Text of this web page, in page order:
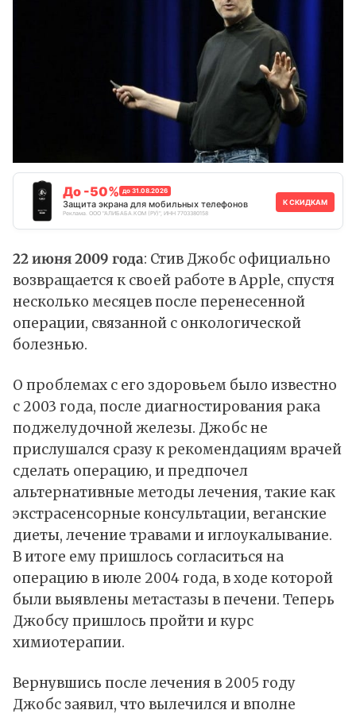
До -50% до 31.08.2026
Защита экрана для мобильных телефонов
Реклама. ООО "АЛИБАБА.КОМ (РУ)", ИНН 7703380158
К СКИДКАМ
22 июня 2009 года: Стив Джобс официально
возвращается к своей работе в Apple, спустя
несколько месяцев после перенесенной
операции, связанной с онкологической
болезнью.
О проблемах с его здоровьем было известно
с 2003 года, после диагностирования рака
поджелудочной железы. Джобс не
прислушался сразу к рекомендациям врачей
сделать операцию, и предпочел
альтернативные методы лечения, такие как
экстрасенсорные консультации, веганские
диеты, лечение травами и иглоукалывание.
В итоге ему пришлось согласиться на
операцию в июле 2004 года, в ходе которой
были выявлены метастазы в печени. Теперь
Джобсу пришлось пройти и курс
химиотерапии.
Вернувшись после лечения в 2005 году
Джобс заявил, что вылечился и вполне